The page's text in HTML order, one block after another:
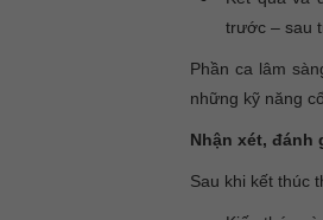
trước – sau
Phần ca lâm
những kỹ năng
Nhận xét, đánh
Sau khi kết thúc